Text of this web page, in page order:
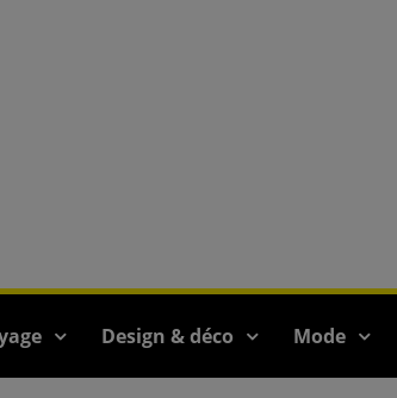
Design & déco Mode